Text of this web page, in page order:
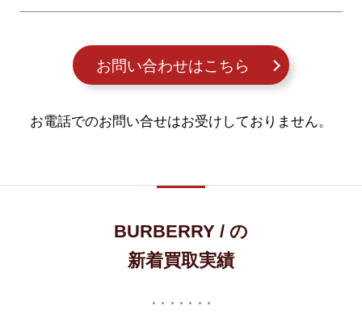
お問い合わせはこちら
お電話でのお問い合せはお受けしておりません。
BURBERRY / の
新着買取実績